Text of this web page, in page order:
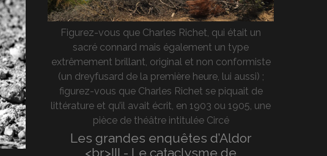
Figurez-vous que Charles Richet, qui était un
sacré connard mais également un type
extrêmement brillant, original et non conformiste
(un dreyfusard de la première heure, lui aussi) ;
figurez-vous que Charles Richet se piquait de
littérature et qu’il avait écrit, en 1903 ou 1905, une
pièce de théâtre intitulée Circé
Les grandes enquêtes d’Aldor
<br>III.- Le cataclysme de